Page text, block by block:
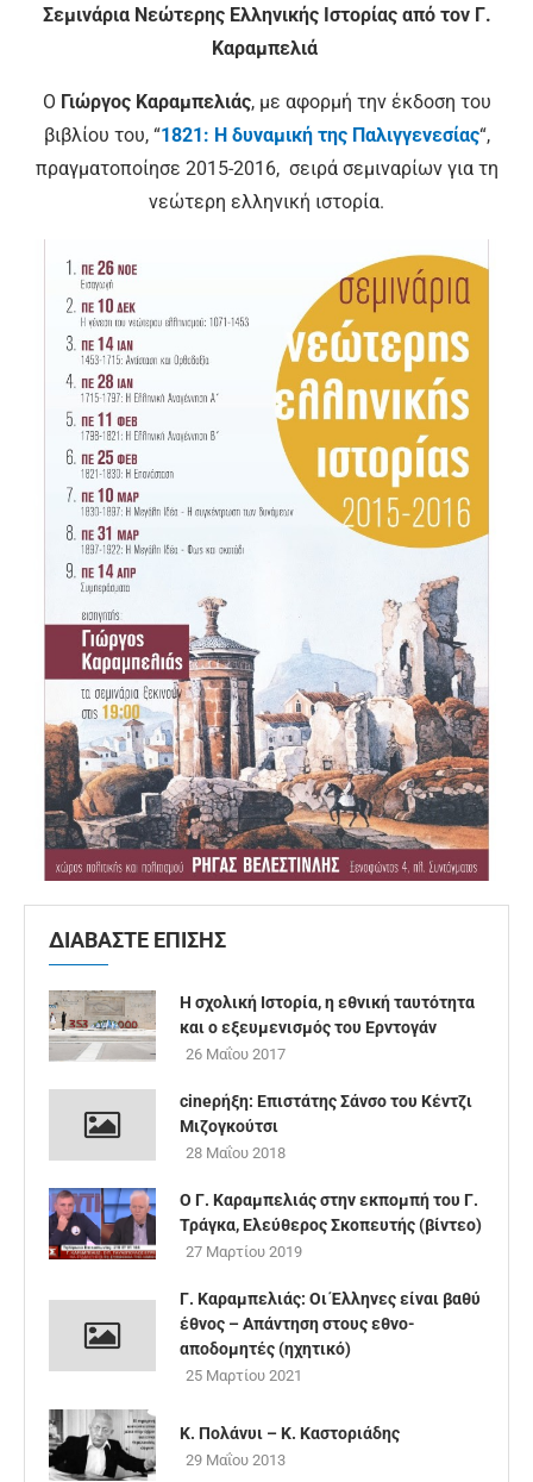
Σεμινάρια Νεώτερης Ελληνικής Ιστορίας από τον Γ.
Καραμπελιά
Ο Γιώργος Καραμπελιάς, με αφορμή την έκδοση του
βιβλίου του, “1821: Η δυναμική της Παλιγγενεσίας“,
πραγματοποίησε 2015-2016, σειρά σεμιναρίων για τη
νεώτερη ελληνική ιστορία.
ΔΙΑΒΑΣΤΕ ΕΠΙΣΗΣ
Η σχολική Ιστορία, η εθνική ταυτότητα
και ο εξευμενισμός του Ερντογάν
26 Μαΐου 2017
cineρήξη: Επιστάτης Σάνσο του Κέντζι
Μιζογκούτσι
28 Μαΐου 2018
Ο Γ. Καραμπελιάς στην εκπομπή του Γ.
Τράγκα, Ελεύθερος Σκοπευτής (βίντεο)
27 Μαρτίου 2019
Γ. Καραμπελιάς: Οι Έλληνες είναι βαθύ
έθνος – Απάντηση στους εθνο-
αποδομητές (ηχητικό)
25 Μαρτίου 2021
Κ. Πολάνυι – Κ. Καστοριάδης
29 Μαΐου 2013